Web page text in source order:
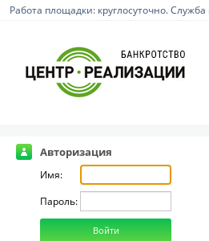
Работа площадки: круглосуточно.
Авторизация
Имя:
Пароль: